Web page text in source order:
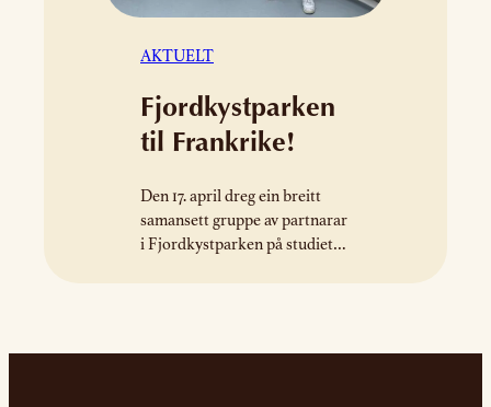
AKTUELT
Fjordkystparken
til Frankrike!
Den 17. april dreg ein breitt
samansett gruppe av partnarar
i Fjordkystparken på studietur